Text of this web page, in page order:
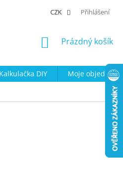
CZK Přihlášení
NÁKUPNÍ
Prázdný košík
Kalkulačka DIY
Moje